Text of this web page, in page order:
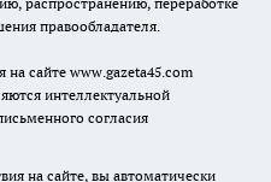
правообладателя.
сайте www.gazeta45.com
интеллектуальной
согласия
на сайте, вы автоматически